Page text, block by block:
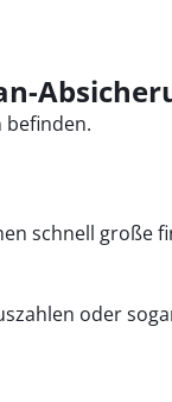
befinden.
schnell große
oder